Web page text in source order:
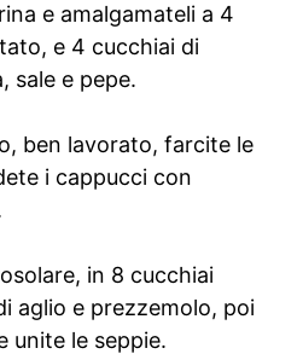
e amalgamateli a 4
e 4 cucchiai di
sale e pepe.
ben lavorato, farcite le
i cappucci con
in 8 cucchiai
aglio e prezzemolo, poi
unite le seppie.